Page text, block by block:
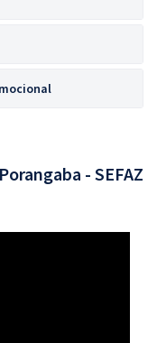
- SEFAZ